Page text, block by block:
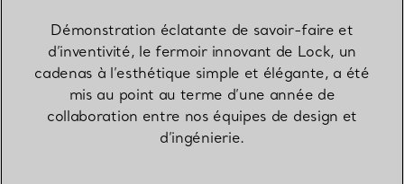
Démonstration éclatante de savoir-faire et
d’inventivité, le fermoir innovant de Lock, un
cadenas à l’esthétique simple et élégante, a été
mis au point au terme d’une année de
collaboration entre nos équipes de design et
d’ingénierie.